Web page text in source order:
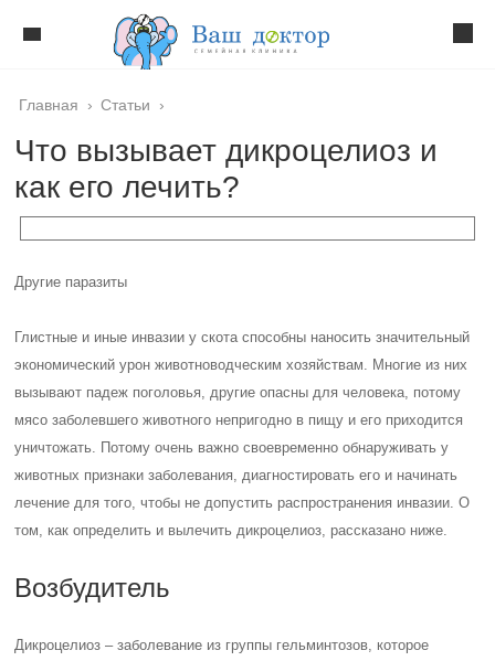
Главная › Статьи ›
Что вызывает дикроцелиоз и
как его лечить?
Другие паразиты
Глистные и иные инвазии у скота способны наносить значительный
экономический урон животноводческим хозяйствам. Многие из них
вызывают падеж поголовья, другие опасны для человека, потому
мясо заболевшего животного непригодно в пищу и его приходится
уничтожать. Потому очень важно своевременно обнаруживать у
животных признаки заболевания, диагностировать его и начинать
лечение для того, чтобы не допустить распространения инвазии. О
том, как определить и вылечить дикроцелиоз, рассказано ниже.
Возбудитель
Дикроцелиоз – заболевание из группы гельминтозов, которое